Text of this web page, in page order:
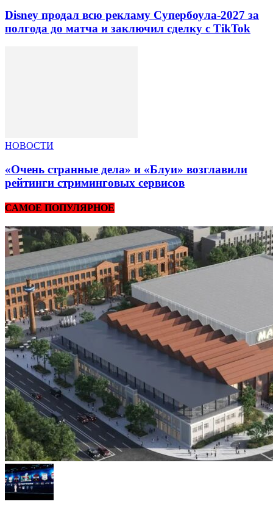
Disney продал всю рекламу Супербоула-2027 за
полгода до матча и заключил сделку с TikTok
НОВОСТИ
«Очень странные дела» и «Блуи» возглавили
рейтинги стриминговых сервисов
САМОЕ ПОПУЛЯРНОЕ